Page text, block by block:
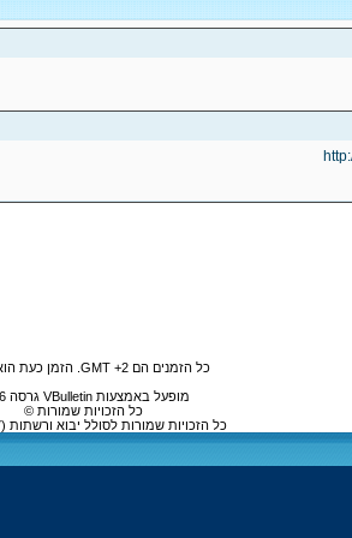
כל הזמנים הם GMT +2. הזמן כעת הוא
מופעל באמצעות VBulletin גרסה 3.8.6
כל הזכויות שמורות ©
כל הזכויות שמורות לסולל יבוא ורשתות (1997) בע"מ